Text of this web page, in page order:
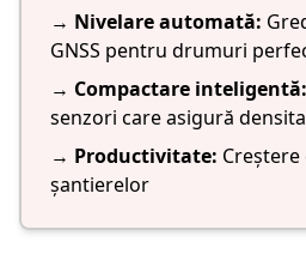
→ Nivelare automată:
GNSS pentru drumuri
→ Compactare inteligentă:
senzori care asigură
→ Productivitate: Creștere
șantierelor